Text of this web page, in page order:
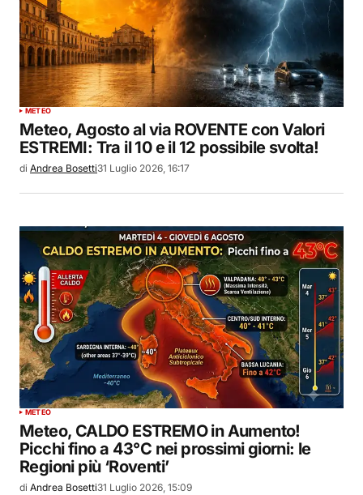
METEO
Meteo, Agosto al via ROVENTE con Valori
ESTREMI: Tra il 10 e il 12 possibile svolta!
di Andrea Bosetti31 Luglio 2026, 16:17
METEO
Meteo, CALDO ESTREMO in Aumento!
Picchi fino a 43°C nei prossimi giorni: le
Regioni più ‘Roventi’
di Andrea Bosetti31 Luglio 2026, 15:09